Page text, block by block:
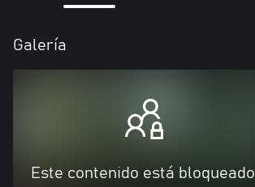
Galería
Este contenido está bloqueado